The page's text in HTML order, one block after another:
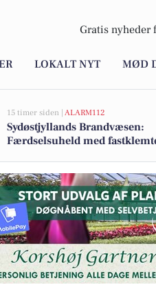
Gratis nyheder
LOKALT NYT MØD
15 timer siden | ALARM112
Sydøstjyllands Brandvæsen:
Færdselsuheld med